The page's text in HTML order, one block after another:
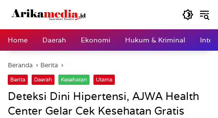
Home
Daerah Ekonomi Hukum & Kriminal
Beranda Berita
Berita Daerah Kesehatan Utama
Deteksi Dini Hipertensi, AJWA Health
Center Gelar Cek Kesehatan Gratis